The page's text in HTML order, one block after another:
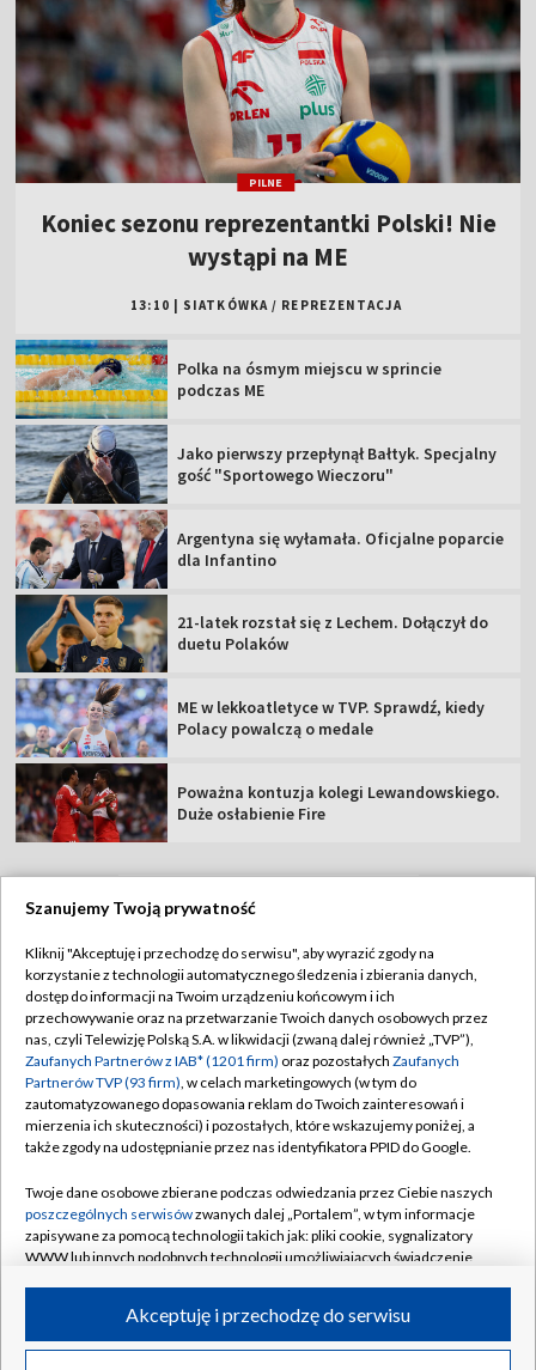
PILNE
Koniec sezonu reprezentantki Polski! Nie
wystąpi na ME
13:10 SIATKÓWKA / REPREZENTACJA
Polka na ósmym miejscu w sprincie
podczas ME
Jako pierwszy przepłynął Bałtyk. Specjalny
gość "Sportowego Wieczoru"
Argentyna się wyłamała. Oficjalne poparcie
dla Infantino
21-latek rozstał się z Lechem. Dołączył do
duetu Polaków
ME w lekkoatletyce w TVP. Sprawdź, kiedy
Polacy powalczą o medale
Poważna kontuzja kolegi Lewandowskiego.
Duże osłabienie Fire
Abonament TVP
Sklep TVP
Biuro Reklamy
Oferta Handlowa
Telegazeta ogłoszenia
Rada Programowa
Ogłoszenia przetargowe
Akademia Telewizyjna
Informacje o nadawcy
Regulamin TVP
Polityka prywatności
Moje zgody
Biuro reklamy
Kontakt
Kanały
©2026 Telewizja Polska Spółka Akcyjna w likwidacji
Szanujemy Twoją prywatność
Kliknij "Akceptuję i przechodzę do serwisu", aby wyrazić zgody na
korzystanie z technologii automatycznego śledzenia i zbierania danych,
dostęp do informacji na Twoim urządzeniu końcowym i ich
przechowywanie oraz na przetwarzanie Twoich danych osobowych przez
nas, czyli Telewizję Polską S.A. w likwidacji (zwaną dalej również „TVP”),
Zaufanych Partnerów z IAB* (1201 firm) oraz pozostałych Zaufanych
Partnerów TVP (93 firm), w celach marketingowych (w tym do
zautomatyzowanego dopasowania reklam do Twoich zainteresowań i
mierzenia ich skuteczności) i pozostałych, które wskazujemy poniżej, a
także zgody na udostępnianie przez nas identyfikatora PPID do Google.
Twoje dane osobowe zbierane podczas odwiedzania przez Ciebie naszych
poszczególnych serwisówzwanych dalej „Portalem”, w tym informacje
zapisywane za pomocą technologii takich jak: pliki cookie, sygnalizatory
WWW lub innych podobnych technologii umożliwiających świadczenie
ruchu w Internecie.Akceptuję i przechodzę do serwisu